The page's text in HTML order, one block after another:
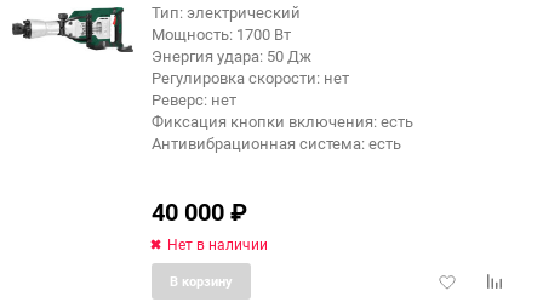
Тип: электрический
Мощность: 1700 Вт
Энергия удара: 50 Дж
Регулировка скорости: нет
Реверс: нет
Фиксация кнопки включения: есть
Антивибрационная система: есть
40 000₽
Нет в наличии
Добавить
В корзину